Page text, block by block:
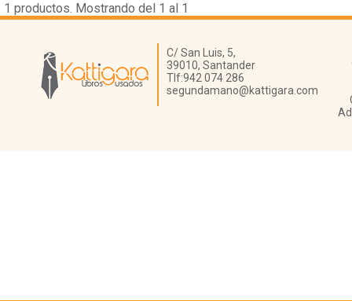
1 productos. Mostrando del 1 al 1
Librería Kattigara
C/ San Luis, 5,
39010, Santander
Tlf:942 074 286
segundamano@kattigara.com